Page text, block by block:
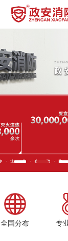
全国分布 专